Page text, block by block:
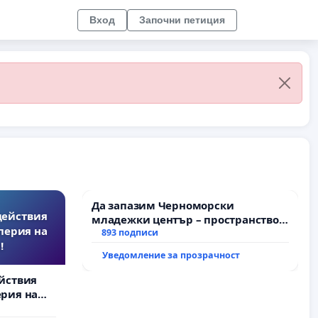
Вход Започни петиция
на
на
Да запазим Черноморски
младежки център – пространство
за младите на Варна
893 подписи
Уведомление за прозрачност